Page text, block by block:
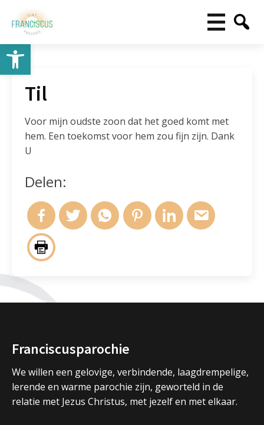
Toolbar openen
Til
Voor mijn oudste zoon dat het goed komt met
hem. Een toekomst voor hem zou fijn zijn. Dank
U
Delen:
Franciscusparochie
We willen een gelovige, verbindende, laagdrempelige,
lerende en warme parochie zijn, geworteld in de
relatie met Jezus Christus, met jezelf en met elkaar.